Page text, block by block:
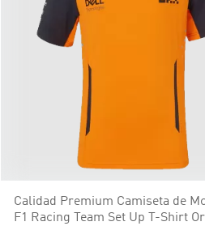
Calidad Premium Camiseta de
F1 Racing Team Set Up T-Shirt